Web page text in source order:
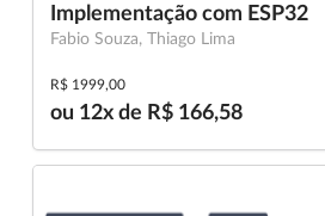
Implementação com ESP32
Fabio Souza, Thiago Lima
R$ 1999,00
ou 12x de R$ 166,58